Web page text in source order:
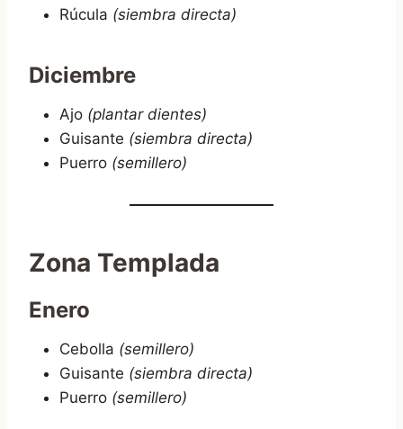
Rúcula (siembra directa)
Diciembre
Ajo (plantar dientes)
Guisante (siembra directa)
Puerro (semillero)
Zona Templada
Enero
Cebolla (semillero)
Guisante (siembra directa)
Puerro (semillero)